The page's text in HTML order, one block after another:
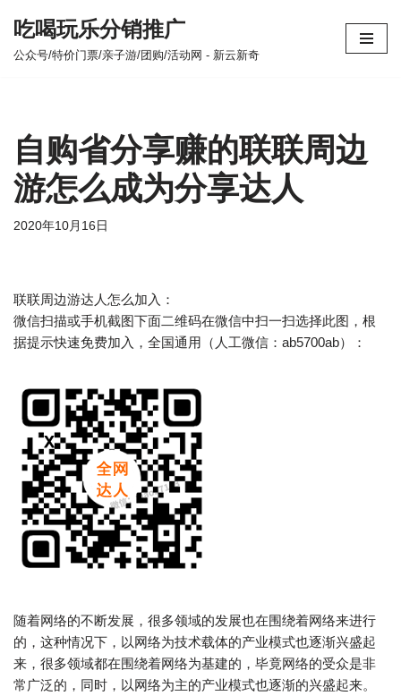
跳
吃喝玩乐分销推广
公众号/特价门票/亲子游/团购/活动网 - 新云新奇
自购省分享赚的联联周边
游怎么成为分享达人
2020年10月16日
联联周边游达人怎么加入：
微信扫描或手机截图下面二维码在微信中扫一扫选择此图，根
据提示快速免费加入，全国通用（人工微信：ab5700ab）：
随着网络的不断发展，很多领域的发展也在围绕着网络来进行
的，这种情况下，以网络为技术载体的产业模式也逐渐兴盛起
来，很多领域都在围绕着网络为基建的，毕竟网络的受众是非
常广泛的，同时，以网络为主的产业模式也逐渐的兴盛起来。